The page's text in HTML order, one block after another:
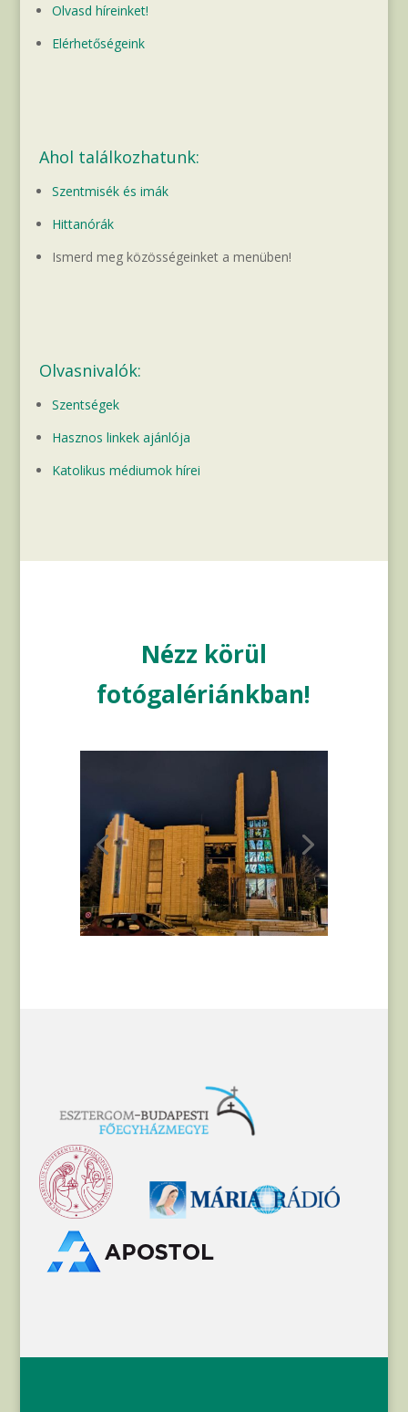
Olvasd híreinket!
Elérhetőségeink
Ahol találkozhatunk:
Szentmisék és imák
Hittanórák
Ismerd meg közösségeinket a menüben!
Olvasnivalók:
Szentségek
Hasznos linkek ajánlója
Katolikus médiumok hírei
Nézz körül
fotógalériánkban!